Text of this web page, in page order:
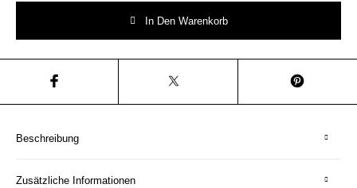
In Den Warenkorb
Beschreibung
Zusätzliche Informationen